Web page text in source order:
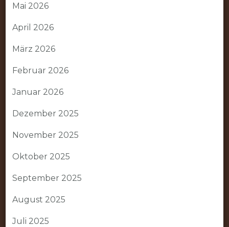
Mai 2026
April 2026
März 2026
Februar 2026
Januar 2026
Dezember 2025
November 2025
Oktober 2025
September 2025
August 2025
Juli 2025